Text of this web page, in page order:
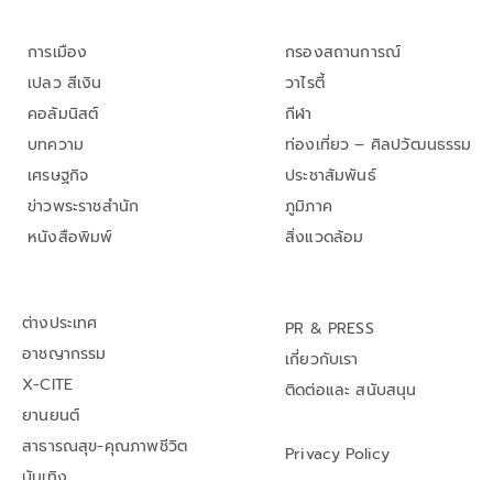
การเมือง
เปลว สีเงิน
คอลัมนิสต์
บทความ
เศรษฐกิจ
ข่าวพระราชสำนัก
หนังสือพิมพ์
กรองสถานการณ์
วาไรตี้
กีฬา
ท่องเที่ยว – ศิลปวัฒนธรรม
ประชาสัมพันธ์
ภูมิภาค
สิ่งแวดล้อม
ต่างประเทศ
อาชญากรรม
X-CITE
ยานยนต์
สาธารณสุข-คุณภาพชีวิต
PR & PRESS
เกี่ยวกับเรา
ติดต่อและ สนับสนุน
Privacy Policy